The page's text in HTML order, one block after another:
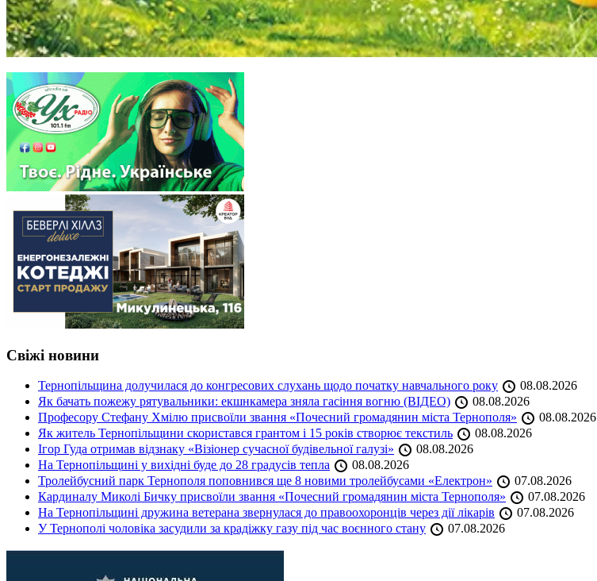
Свіжі новини
Тернопільщина долучилася до конгресових слухань щодо початку навчального року
08.08.2026
Як бачать пожежу рятувальники: екшнкамера зняла гасіння вогню (ВІДЕО)
08.08.2026
Професору Стефану Хмілю присвоїли звання «Почесний громадянин міста Тернополя»
08.08.2026
Як житель Тернопільщини скористався грантом і 15 років створює текстиль
08.08.2026
Ігор Гуда отримав відзнаку «Візіонер сучасної будівельної галузі»
08.08.2026
На Тернопільщині у вихідні буде до 28 градусів тепла
08.08.2026
Тролейбусний парк Тернополя поповнився ще 8 новими тролейбусами «Електрон»
07.08.2026
Кардиналу Миколі Бичку присвоїли звання «Почесний громадянин міста Тернополя»
07.08.2026
На Тернопільщині дружина ветерана звернулася до правоохоронців через дії лікарів
07.08.2026
У Тернополі чоловіка засудили за крадіжку газу під час воєнного стану
07.08.2026